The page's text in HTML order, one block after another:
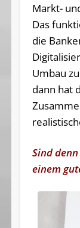
Markt-
Das
die
Umbau
dann hat
Sind
einem